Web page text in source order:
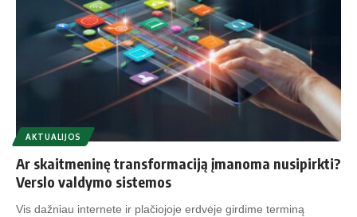
AKTUALIJOS
Ar skaitmeninę transformaciją įmanoma nusipirkti?
Verslo valdymo sistemos
Vis dažniau internete ir plačiojoje erdvėje girdime terminą